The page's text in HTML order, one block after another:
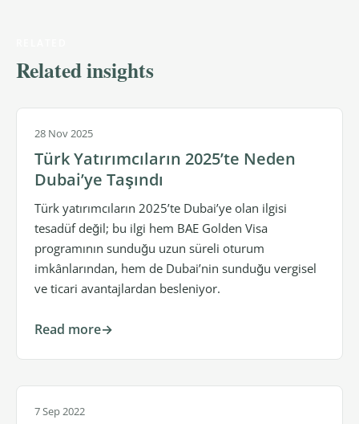
Related insights
28 Nov 2025
Türk Yatırımcıların 2025’te Neden
Dubai’ye Taşındı
Türk yatırımcıların 2025’te Dubai’ye olan ilgisi
tesadüf değil; bu ilgi hem BAE Golden Visa
programının sunduğu uzun süreli oturum
imkânlarından, hem de Dubai’nin sunduğu vergisel
ve ticari avantajlardan besleniyor.
Read more
7 Sep 2022